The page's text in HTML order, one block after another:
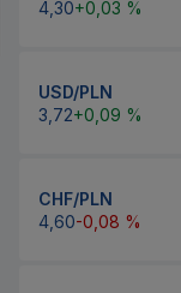
4,30+0,03 %
USD/PLN
3,72+0,09 %
CHF/PLN
4,60-0,08 %